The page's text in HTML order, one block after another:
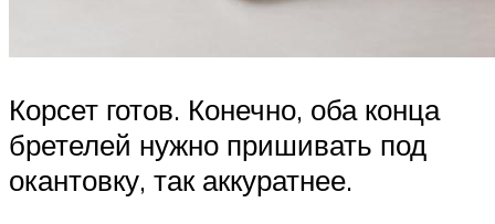
Корсет готов. Конечно, оба конца
бретелей нужно пришивать под
окантовку, так аккуратнее.